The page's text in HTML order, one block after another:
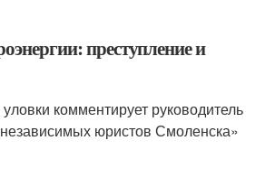
преступление и
комментирует руководитель
юристов Смоленска»